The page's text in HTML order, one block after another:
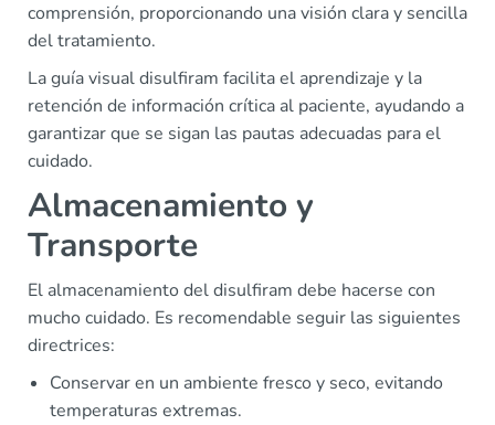
comprensión, proporcionando una visión clara y sencilla
del tratamiento.
La guía visual disulfiram facilita el aprendizaje y la
retención de información crítica al paciente, ayudando a
garantizar que se sigan las pautas adecuadas para el
cuidado.
Almacenamiento y
Transporte
El almacenamiento del disulfiram debe hacerse con
mucho cuidado. Es recomendable seguir las siguientes
directrices:
Conservar en un ambiente fresco y seco, evitando
temperaturas extremas.